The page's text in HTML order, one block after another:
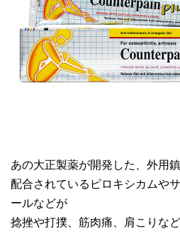
あの大正製薬が開発した、外用
配合されているピロキシカムや
ールなどが
捻挫や打撲、筋肉痛、肩こりな